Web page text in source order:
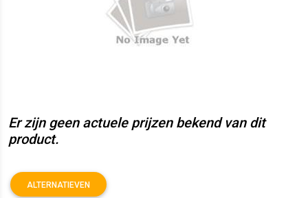
Er zijn geen actuele prijzen bekend van dit
product.
ALTERNATIEVEN